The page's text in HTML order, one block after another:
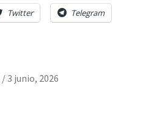
Twitter Telegram
/ 3 junio, 2026